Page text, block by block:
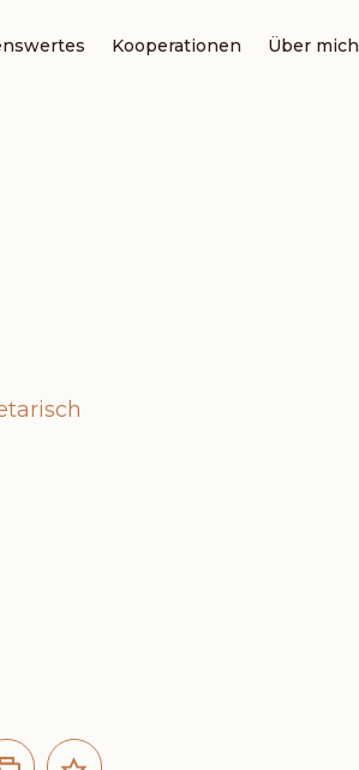
Kooperationen Über mich